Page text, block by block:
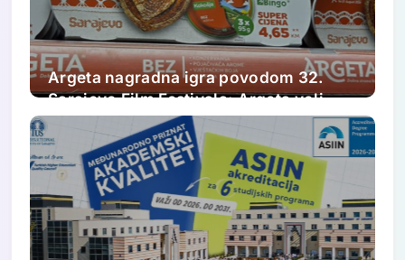
Argeta nagradna igra povodom 32.
Sarajevo Film Festivala: Argeta voli
Sarajevo Film Festival. Ljubav kao u
filmovima.